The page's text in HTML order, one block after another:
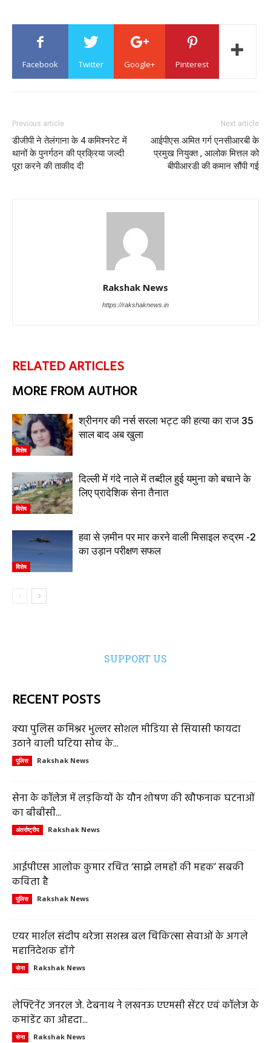
Facebook Twitter Google+ Pinterest
Previous article
डीजीपी ने तेलंगाना के 4 कमिश्नरेट में
थानों के पुनर्गठन की प्रक्रिया जल्दी
पूरा करने की ताकीद दी
Next article
आईपीएस अमित गर्ग एनसीआरबी के
प्रमुख नियुक्त , आलोक मित्तल को
बीपीआरडी की कमान सौंपी गई
Rakshak News
https://rakshaknews.in
RELATED ARTICLES
MORE FROM AUTHOR
विशेष
श्रीनगर की नर्स सरला भट्ट की हत्या का राज 35
साल बाद अब खुला
विशेष
दिल्ली में गंदे नाले में तब्दील हुई यमुना को बचाने के
लिए प्रादेशिक सेना तैनात
विशेष
हवा से ज़मीन पर मार करने वाली मिसाइल रुद्रम -2
का उड़ान परीक्षण सफल
SUPPORT US
RECENT POSTS
क्या पुलिस कमिश्नर भुल्लर सोशल मीडिया से सियासी फायदा
उठाने वाली घटिया सोच के...
पुलिस Rakshak News
सेना के कॉलेज में लड़कियों के यौन शोषण की खौफनाक घटनाओं
का बीबीसी...
अंतर्राष्ट्रीय Rakshak News
आईपीएस आलोक कुमार रचित ‘साझे लमहों की महक’ सबकी
कविता है
पुलिस Rakshak News
एयर मार्शल संदीप थरेजा सशस्त्र बल चिकित्सा सेवाओं के अगले
महानिदेशक होंगे
सेना Rakshak News
लेफ्टिनेंट जनरल जे. देबनाथ ने लखनऊ एएमसी सेंटर एवं कॉलेज के
कमांडेंट का ओहदा...
सेना Rakshak News